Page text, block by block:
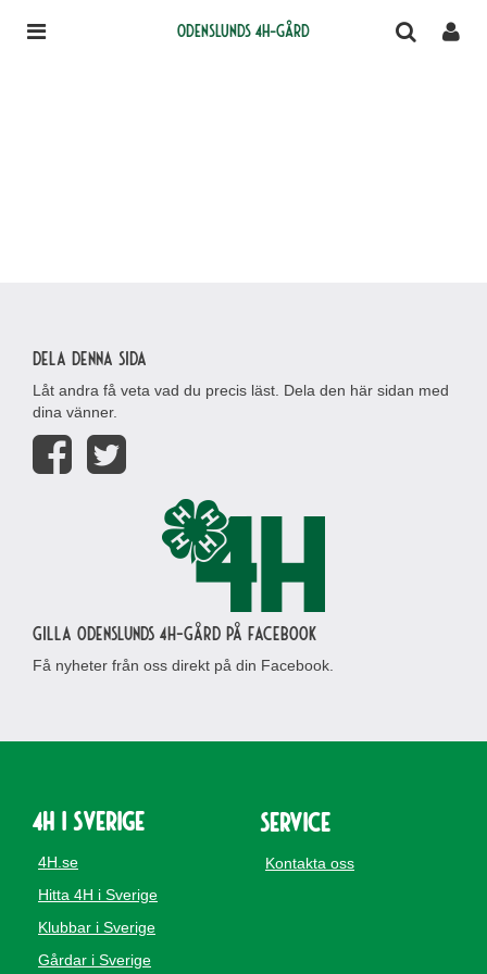
Odenslunds 4H-gård
Dela denna sida
Låt andra få veta vad du precis läst. Dela den här sidan med
dina vänner.
Gilla Odenslunds 4H-gård på Facebook
Få nyheter från oss direkt på din Facebook.
4H i Sverige
4H.se
Hitta 4H i Sverige
Klubbar i Sverige
Gårdar i Sverige
Service
Kontakta oss